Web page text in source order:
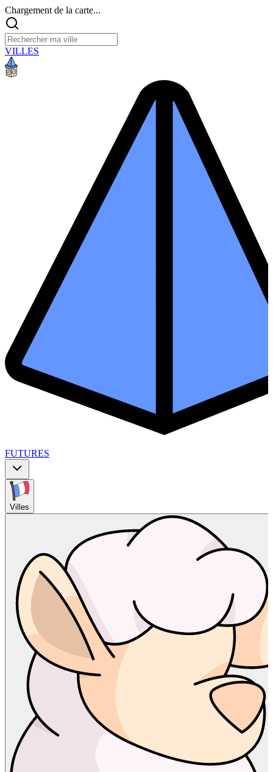
Chargement de la carte...
VILLES
FUTURES
Villes